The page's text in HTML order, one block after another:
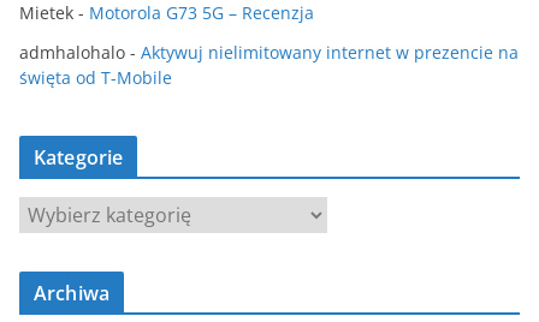
Mietek - Motorola G73 5G – Recenzja
admhalohalo - Aktywuj nielimitowany internet w prezencie na
święta od T-Mobile
Kategorie
K
t
Archiwa